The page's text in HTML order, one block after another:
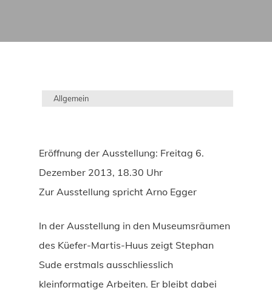
Allgemein
Eröffnung der Ausstellung: Freitag 6.
Dezember 2013, 18.30 Uhr
Zur Ausstellung spricht Arno Egger
In der Ausstellung in den Museumsräumen
des Küefer-Martis-Huus zeigt Stephan
Sude erstmals ausschliesslich
kleinformatige Arbeiten. Er bleibt dabei